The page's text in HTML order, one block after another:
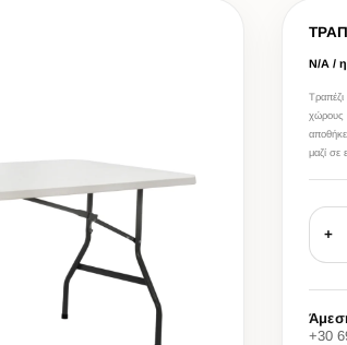
Ν/Α /
χώρους
μαζί σε
+
+30